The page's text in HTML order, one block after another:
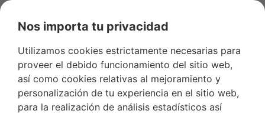
Favoritos +34 966 281 556 Propietarios
Nos importa tu privacidad
Utilizamos cookies estrictamente necesarias para
proveer el debido funcionamiento del sitio web,
así como cookies relativas al mejoramiento y
personalización de tu experiencia en el sitio web,
para la realización de análisis estadísticos así